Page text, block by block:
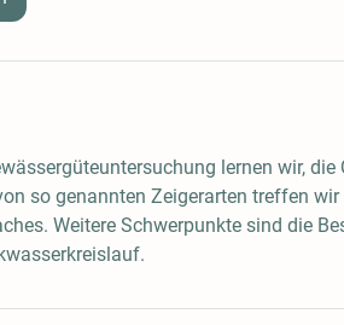
lernen wir,
so genannten Zeigerarten treffen
Weitere Schwerpunkte sind die